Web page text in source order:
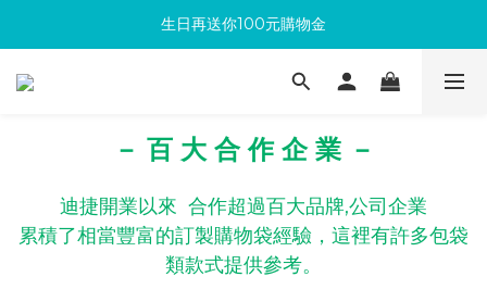
滿300回饋10%購物金
生日再送你100元購物金
加入成為新會員 馬上領取50元購物金
－ 百 大 合 作 企 業 －
迪捷開業以來 合作超過百大品牌,公司企業
累積了相當豐富的訂製購物袋經驗，這裡有許多包袋
類款式提供參考。